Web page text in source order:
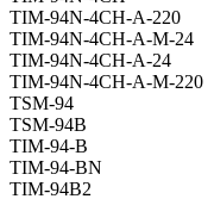
TIM-94N-4CH-A-220
TIM-94N-4CH-A-M-24
TIM-94N-4CH-A-24
TIM-94N-4CH-A-M-220
TSM-94
TSM-94B
TIM-94-B
TIM-94-BN
TIM-94B2